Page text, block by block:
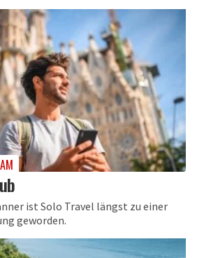
ist Solo Travel längst zu einer
geworden.